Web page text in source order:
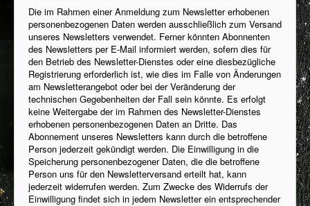
Die im Rahmen einer Anmeldung zum Newsletter erhobenen
personenbezogenen Daten werden ausschließlich zum Versand
unseres Newsletters verwendet. Ferner könnten Abonnenten
des Newsletters per E-Mail informiert werden, sofern dies für
den Betrieb des Newsletter-Dienstes oder eine diesbezügliche
Registrierung erforderlich ist, wie dies im Falle von Änderungen
am Newsletterangebot oder bei der Veränderung der
technischen Gegebenheiten der Fall sein könnte. Es erfolgt
keine Weitergabe der im Rahmen des Newsletter-Dienstes
erhobenen personenbezogenen Daten an Dritte. Das
Abonnement unseres Newsletters kann durch die betroffene
Person jederzeit gekündigt werden. Die Einwilligung in die
Speicherung personenbezogener Daten, die die betroffene
Person uns für den Newsletterversand erteilt hat, kann
jederzeit widerrufen werden. Zum Zwecke des Widerrufs der
Einwilligung findet sich in jedem Newsletter ein entsprechender